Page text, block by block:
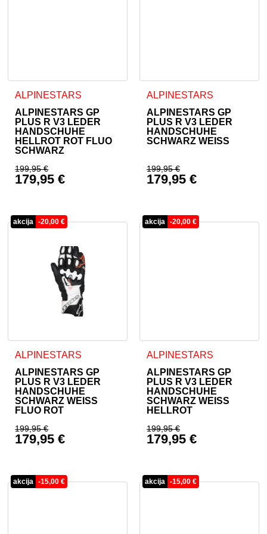
ALPINESTARS
ALPINESTARS GP
PLUS R V3 LEDER
HANDSCHUHE
HELLROT ROT FLUO
SCHWARZ
199,95€
Ursprünglicher Preis war: 199,95 €
179,95€
Dieses Produkt weist mehrere Varianten auf. Die
ALPINESTARS
ALPINESTARS GP
PLUS R V3 LEDER
HANDSCHUHE
SCHWARZ WEISS
199,95€
Ursprünglicher
179,95 €
Dieses Produkt weist
akcija -20,00€
ALPINESTARS
ALPINESTARS GP
PLUS R V3 LEDER
HANDSCHUHE
SCHWARZ WEISS
FLUO ROT
199,95€
Ursprünglicher Preis war: 199,95 €
179,95€
Dieses Produkt weist mehrere Varianten auf. Die
akcija -20,00 €
ALPINESTARS
ALPINESTARS GP
PLUS R V3 LEDER
HANDSCHUHE
SCHWARZ WEISS
HELLROT
199,95€
Ursprünglicher
179,95 €
Dieses Produkt weist
akcija -15,00€ akcija -15,00 €